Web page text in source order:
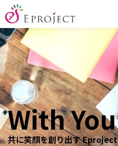
With You
共に笑顔を創り出す Eproject